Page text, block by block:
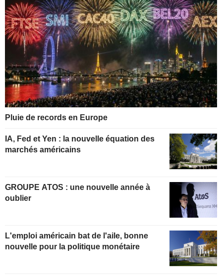
Pluie de records en Europe
IA, Fed et Yen : la nouvelle équation des
marchés américains
GROUPE ATOS : une nouvelle année à
oublier
L'emploi américain bat de l'aile, bonne
nouvelle pour la politique monétaire